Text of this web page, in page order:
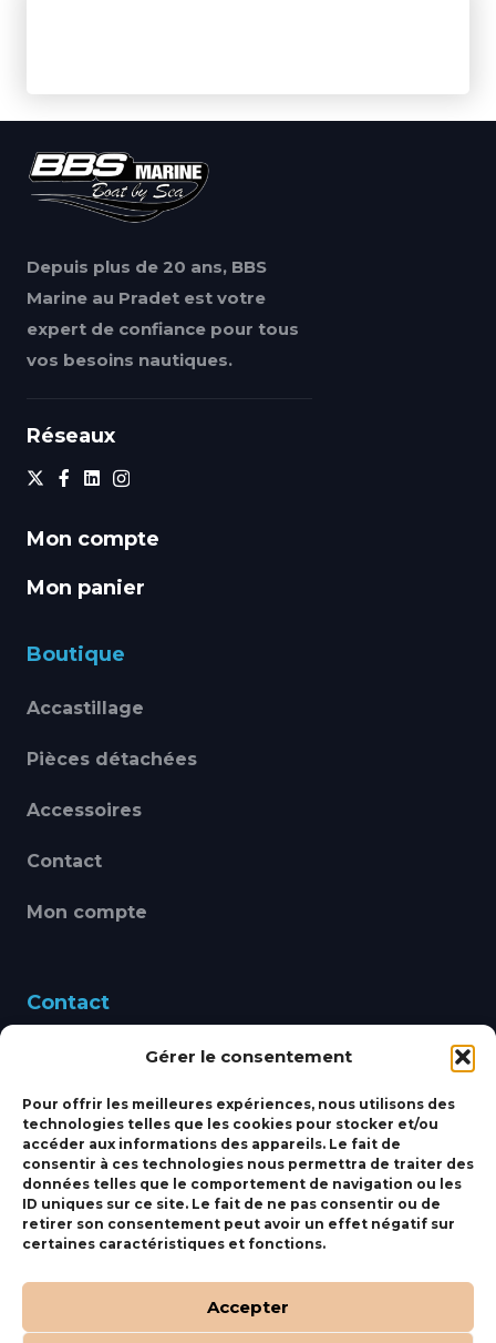
Gérer le consentement
Pour offrir les meilleures expériences, nous utilisons des
technologies telles que les cookies pour stocker et/ou
accéder aux informations des appareils. Le fait de
consentir à ces technologies nous permettra de traiter des
données telles que le comportement de navigation ou les
ID uniques sur ce site. Le fait de ne pas consentir ou de
retirer son consentement peut avoir un effet négatif sur
certaines caractéristiques et fonctions.
Accepter
Depuis plus de 20 ans, BBS
Marine au Pradet est votre
expert de confiance pour tous
vos besoins nautiques.
Réseaux
Mon compte
Mon panier
Boutique
Accastillage
Pièces détachées
Accessoires
Contact
Mon compte
Contact
460 Avenue Alain Le
bbsmarine@bbs-
marine.fr
Fixe:04 27 50 24 50
Mobile:06 69 44 48 83